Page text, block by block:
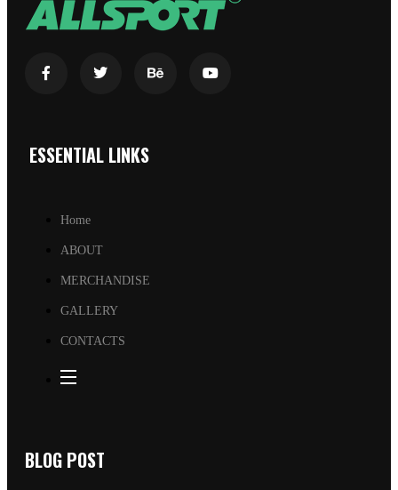
ESSENTIAL LINKS
Home
ABOUT
MERCHANDISE
GALLERY
CONTACTS
BLOG POST